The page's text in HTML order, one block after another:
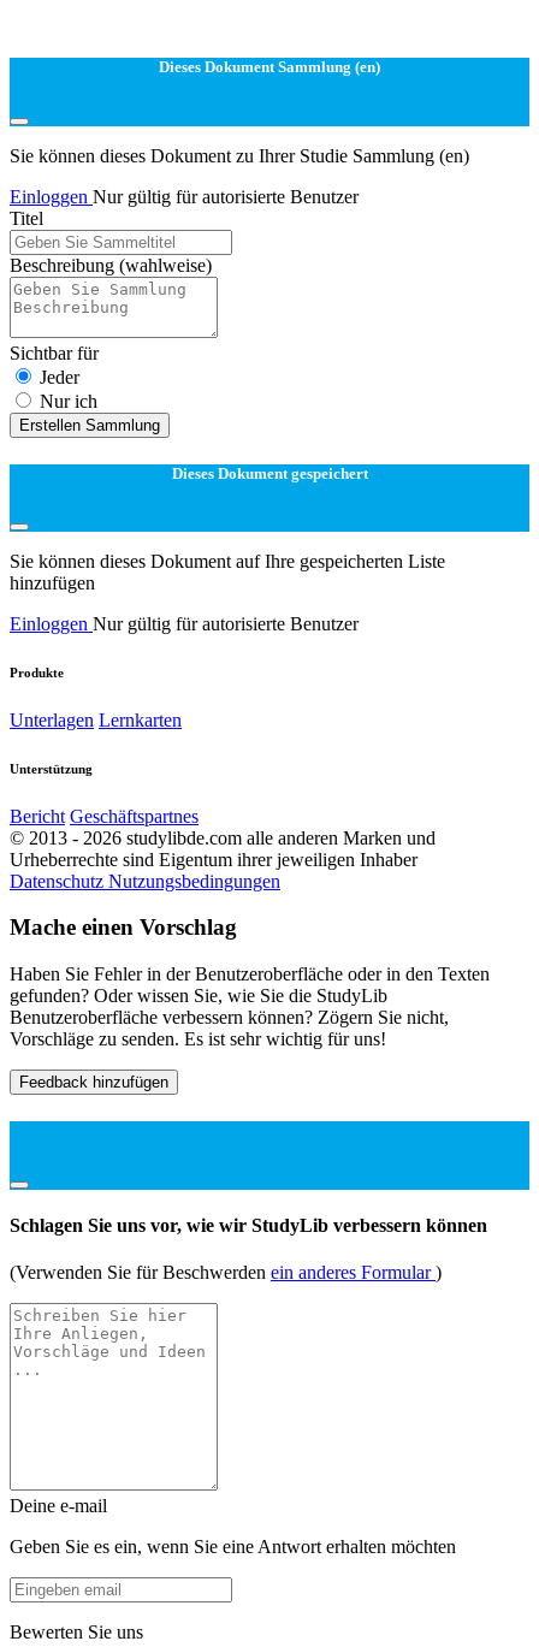
Dieses Dokument Sammlung (en)
Sie können dieses Dokument zu Ihrer Studie Sammlung (en)
Einloggen Nur gültig für autorisierte Benutzer
Titel
Beschreibung (wahlweise)
Sichtbar für
Jeder
Nur ich
Erstellen Sammlung
Dieses Dokument gespeichert
Sie können dieses Dokument auf Ihre gespeicherten Liste
hinzufügen
Einloggen Nur gültig für autorisierte Benutzer
Produkte
Unterlagen Lernkarten
Unterstützung
Bericht Geschäftspartnes
© 2013 - 2026 studylibde.com alle anderen Marken und
Urheberrechte sind Eigentum ihrer jeweiligen Inhaber
Datenschutz Nutzungsbedingungen
Mache einen Vorschlag
Haben Sie Fehler in der Benutzeroberfläche oder in den Texten
gefunden? Oder wissen Sie, wie Sie die StudyLib
Benutzeroberfläche verbessern können? Zögern Sie nicht,
Vorschläge zu senden. Es ist sehr wichtig für uns!
Feedback hinzufügen
Schlagen Sie uns vor, wie wir StudyLib verbessern können
(Verwenden Sie für Beschwerden ein anderes Formular)
Deine e-mail
Geben Sie es ein, wenn Sie eine Antwort erhalten möchten
Bewerten Sie uns